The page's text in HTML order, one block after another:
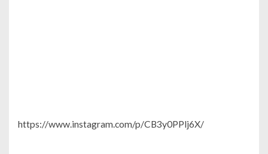
https://www.instagram.com/p/CB3y0PPlj6X/